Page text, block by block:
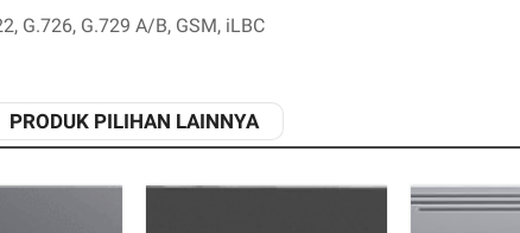
G.726, G.729 A/B, GSM, iLBC
PRODUK PILIHAN LAINNYA